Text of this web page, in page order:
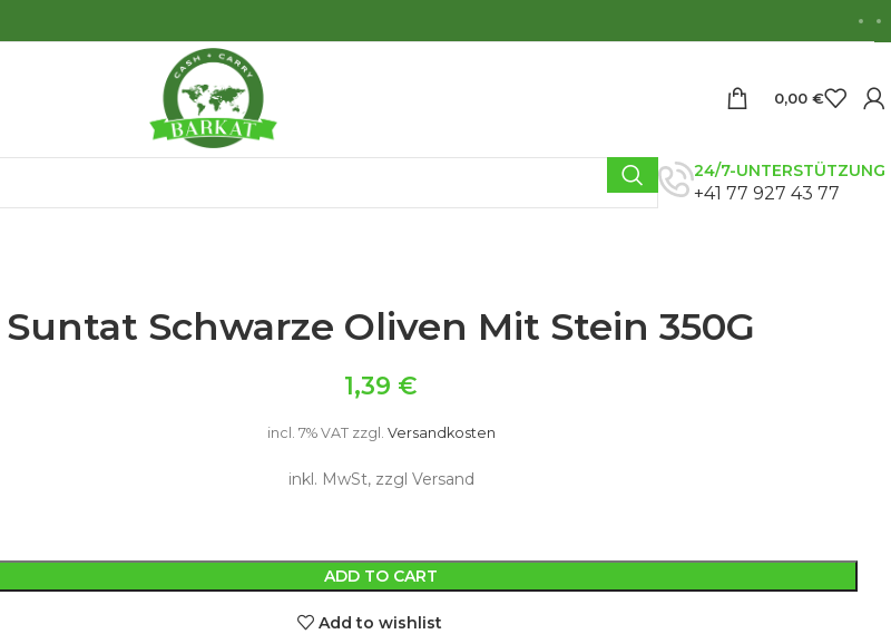
0,00 €
24/7-UNTERSTÜTZUNG
+41 77 927 43 77
Suntat Schwarze Oliven Mit Stein 350G
1,39 €
incl. 7% VAT zzgl. Versandkosten
inkl. MwSt, zzgl Versand
ADD TO CART
Add to wishlist